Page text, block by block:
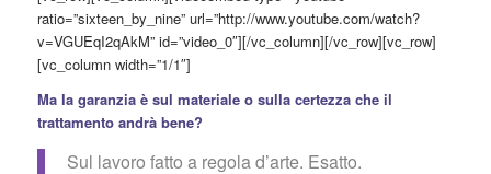
ratio=”sixteen_by_nine” url=”http://www.youtube.com/watch?
v=VGUEqI2qAkM” id=”video_0″][/vc_column][/vc_row][vc_row]
[vc_column width=”1/1″]
Ma la garanzia è sul materiale o sulla certezza che il
trattamento andrà bene?
Sul lavoro fatto a regola d’arte. Esatto.